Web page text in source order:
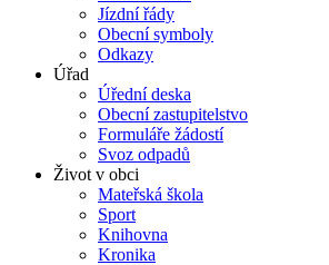
Jízdní řády
Obecní symboly
Odkazy
Úřad
Úřední deska
Obecní zastupitelstvo
Formuláře žádostí
Svoz odpadů
Život v obci
Mateřská škola
Sport
Knihovna
Kronika